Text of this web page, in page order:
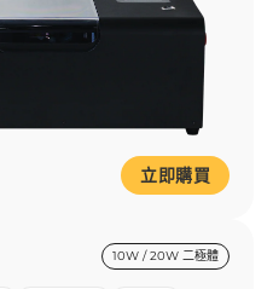
立即購買
10W / 20W 二極體